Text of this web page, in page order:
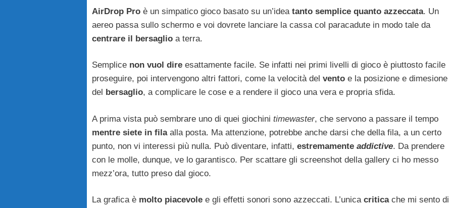
AirDrop Pro è un simpatico gioco basato su un’idea tanto semplice quanto azzeccata. Un
aereo passa sullo schermo e voi dovrete lanciare la cassa col paracadute in modo tale da
centrare il bersaglio a terra.
Semplice non vuol dire esattamente facile. Se infatti nei primi livelli di gioco è piuttosto facile
proseguire, poi intervengono altri fattori, come la velocità del vento e la posizione e dimesione
del bersaglio, a complicare le cose e a rendere il gioco una vera e propria sfida.
A prima vista può sembrare uno di quei giochini timewaster, che servono a passare il tempo
mentre siete in filaalla posta. Ma attenzione, potrebbe anche darsi che della fila, a un certo
punto, non vi interessi più nulla. Può diventare, infatti, estremamente addictive. Da prendere
con le molle, dunque, ve lo garantisco. Per scattare gli screenshot della gallery ci ho messo
mezz’ora, tutto preso dal gioco.
La grafica è molto piacevole e gli effetti sonori sono azzeccati. L’unica criticache mi sento di